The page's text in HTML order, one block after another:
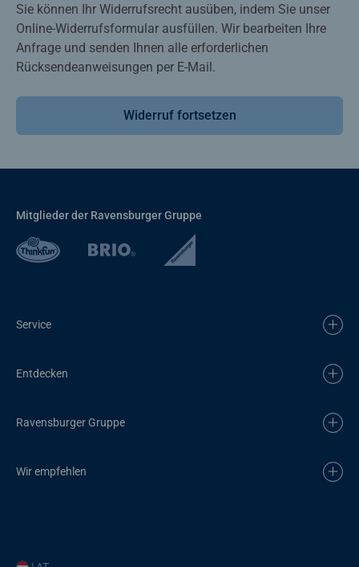
Sie können Ihr Widerrufsrecht ausüben, indem Sie unser
Online-Widerrufsformular ausfüllen. Wir bearbeiten Ihre
Anfrage und senden Ihnen alle erforderlichen
Rücksendeanweisungen per E-Mail.
Widerruf fortsetzen
Mitglieder der Ravensburger Gruppe
Service
Entdecken
Ravensburger Gruppe
Wir empfehlen